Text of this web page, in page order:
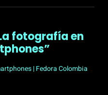
fotografía en
| Fedora Colombia